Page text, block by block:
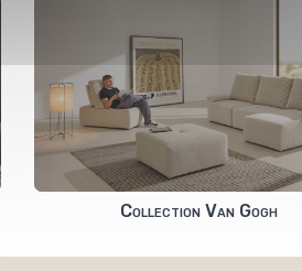
Collection Van Gogh